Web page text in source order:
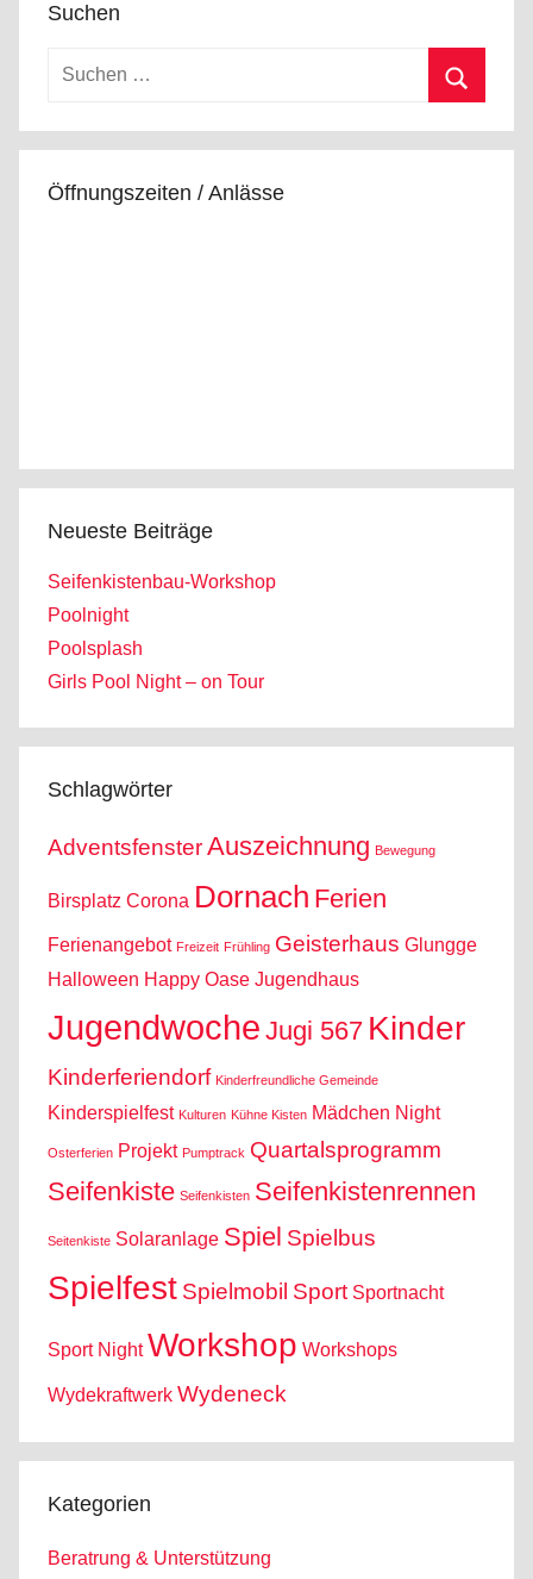
Suchen
Suchen
Öffnungszeiten / Anlässe
Neueste Beiträge
Seifenkistenbau-Workshop
Poolnight
Poolsplash
Girls Pool Night – on Tour
Schlagwörter
AdventsfensterAuszeichnung Bewegung
Birsplatz Corona Dornach Ferien
Ferienangebot Freizeit Frühling Geisterhaus Glungge
Halloween Happy Oase Jugendhaus
Jugendwoche Jugi 567 Kinder
Kinderferiendorf Kinderfreundliche Gemeinde
Kinderspielfest Kulturen Kühne Kisten Mädchen Night
Osterferien Projekt Pumptrack Quartalsprogramm
Seifenkiste Seifenkisten Seifenkistenrennen
Seitenkiste Solaranlage Spiel Spielbus
Spielfest Spielmobil Sport Sportnacht
Sport Night Workshop Workshops
Wydekraftwerk Wydeneck
Kategorien
Beratrung & Unterstützung